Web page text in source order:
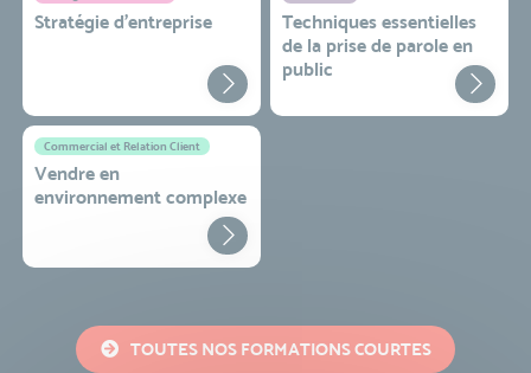
Stratégie d’entreprise
Techniques essentielles
de la prise de parole en
public
Commercial et Relation Client
Vendre en
environnement complexe
TOUTES NOS FORMATIONS COURTES